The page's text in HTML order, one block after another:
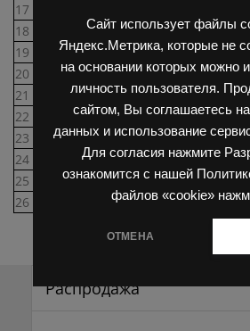
Сайт использует файлы
Яндекс.Метрика, которые не
на основании которых можно
личность пользователя.
сайтом, Вы соглашаетесь
данных и использование
Для согласия нажмите
ознакомится с нашей
файлов «cookie»
ОТМЕНА
17
18
БДС 1230-85 Zn Болт AI
19
БДС 833-82 Zn Шайба 2-14Л
20
БДС 744-83 Zn Гайка М14
21
ЗН-ВК 222-87 Скоба 43-47
22
В37326631 Планка
23
В38131292 Кронштейн
24
БДС 1232-86 Zn Болт AI
25
БДС 1232-86 Zn Болт AI
26
7602 000000-03 Радиатор
Распродажа